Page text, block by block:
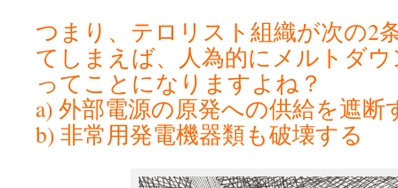
つまり、テロリスト組織が次の2
てしまえば、人為的にメルトダ
ってことになりますよね？
a) 外部電源の原発への供給を遮断
b) 非常用発電機器類も破壊する